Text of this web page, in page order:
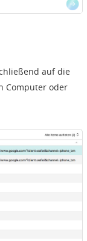
auf die
Computer oder